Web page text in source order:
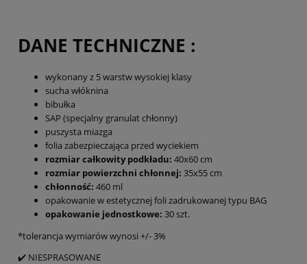
DANE TECHNICZNE :
wykonany z 5 warstw wysokiej klasy
sucha włóknina
bibułka
SAP (specjalny granulat chłonny)
puszysta miazga
folia zabezpieczająca przed wyciekiem
rozmiar całkowity podkładu: 40x60 cm
rozmiar powierzchni chłonnej: 35x55 cm
chłonność: 460 ml
opakowanie w estetycznej foli zadrukowanej typu BAG
opakowanie jednostkowe: 30 szt.
*tolerancja wymiarów wynosi +/- 3%
✔️ NIESPRASOWANE